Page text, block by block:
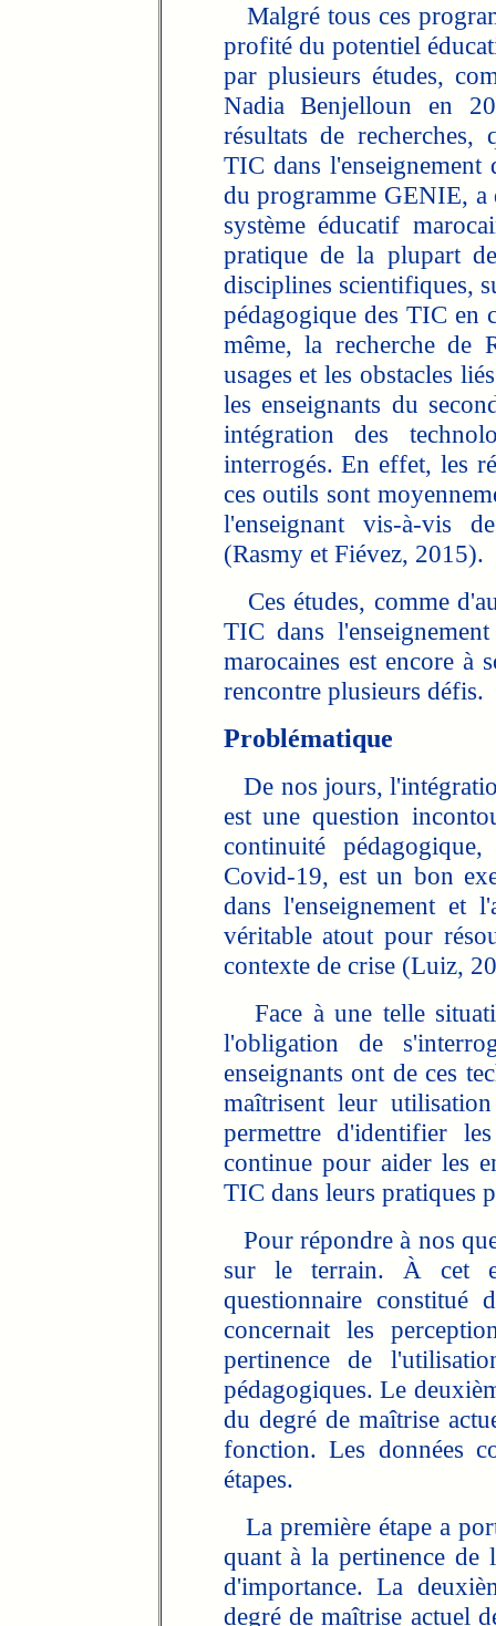
Malgré tous ces
profité du potentiel
par plusieurs études,
Nadia Benjelloun en
résultats de recherches,
TIC dans l'enseignement
du programme GENIE, a
système éducatif
pratique de la plupart
disciplines scientifiques,
pédagogique des TIC en
même, la recherche de
usages et les obstacles
les enseignants du
intégration des
interrogés. En effet, les
ces outils sont
l'enseignant vis-à-vis
(Rasmy et Fiévez, 2015).
Ces études, comme
TIC dans
marocaines est encore à
rencontre plusieurs défis.
Problématique
De nos jours,
est une question
continuité
Covid-19, est un bon
dans l'enseignement et
véritable atout pour
contexte de crise (Luiz,
Face à une telle
l'obligation de
enseignants ont de ces
maîtrisent leur
permettre d'identifier
continue pour aider les
TIC dans leurs pratiques
Pour répondre à nos
sur le terrain. À cet
questionnaire
concernait les
pertinence de
pédagogiques. Le
du degré de maîtrise
fonction. Les données
étapes.
La première étape a
quant à la pertinence
d'importance. La
degré de maîtrise actuel